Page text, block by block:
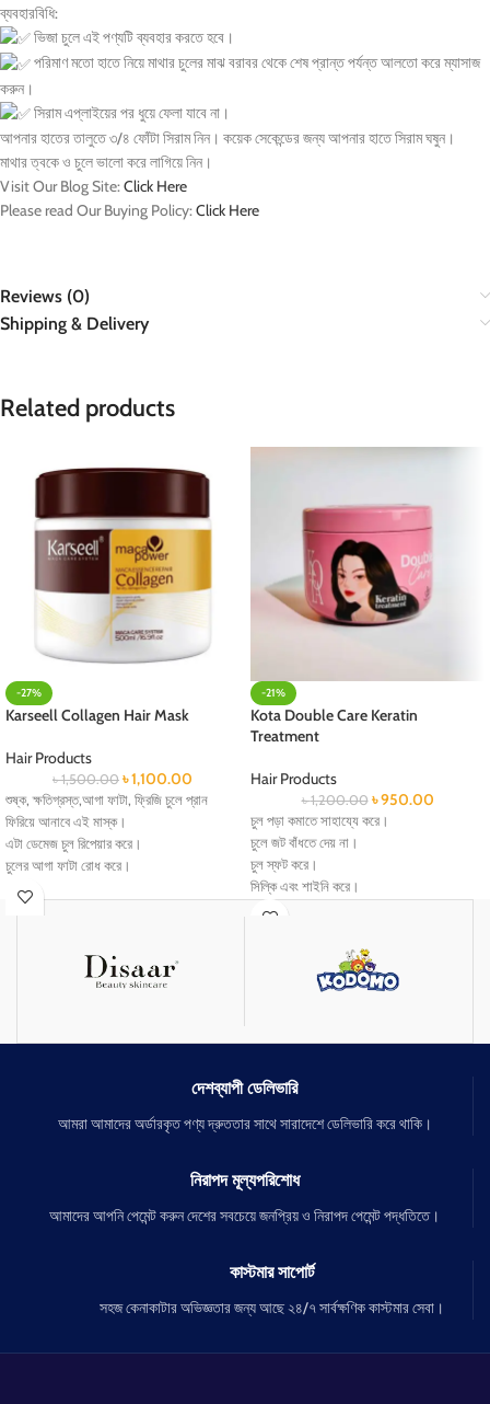
ব্যবহারবিধি:
ভিজা চুলে এই পণ্যটি ব্যবহার করতে হবে।
পরিমাণ মতো হাতে নিয়ে মাথার চুলের মাঝ বরাবর থেকে শেষ প্রান্ত পর্যন্ত আলতো করে ম্যাসাজ
করুন।
সিরাম এপ্লাইয়ের পর ধুয়ে ফেলা যাবে না।
আপনার হাতের তালুতে ৩/৪ ফোঁটা সিরাম নিন। কয়েক সেকেন্ডের জন্য আপনার হাতে সিরাম ঘষুন।
মাথার ত্বকে ও চুলে ভালো করে লাগিয়ে নিন।
Visit Our Blog Site:Click Here
Please read Our Buying Policy:Click Here
Reviews (0)
Shipping & Delivery
Related products
-27%
Karseell Collagen Hair Mask
Hair Products
৳1,500.00 ৳1,100.00
শুষ্ক, ক্ষতিগ্রস্ত,আগা ফাটা, ফ্রিজি চুলে প্রান
ফিরিয়ে আনাবে এই মাস্ক।
এটা ডেমেজ চুল রিপেয়ার করে।
চুলের আগা ফাটা রোধ করে।
চুলকে হেলদি করে।
চুলকে ন্যাচারলি স্ট্রেইট করে।
-21%
Kota Double Care Keratin
Treatment
Hair Products
৳1,200.00 ৳950.00
চুল পড়া কমাতে সাহায্যে করে।
চুলে জট বাঁধতে দেয় না।
চুল স্ফট করে।
সিল্কি এবং শাইনি করে।
ঘরে বসে খুব সহজেই চুলের বাড়িতে কেয়ার করা যায়
দেশব্যাপী ডেলিভারি
আমরা আমাদের অর্ডারকৃত পণ্য দ্রুততার সাথে সারাদেশে ডেলিভারি করে থাকি।
নিরাপদ মূল্যপরিশোধ
আমাদের আপনি পেমেন্ট করুন দেশের সবচেয়ে জনপ্রিয় ও নিরাপদ পেমেন্ট পদ্ধতিতে।
কাস্টমার সাপোর্ট
সহজ কেনাকাটার অভিজ্ঞতার জন্য আছে ২৪/৭ সার্বক্ষণিক কাস্টমার সেবা।